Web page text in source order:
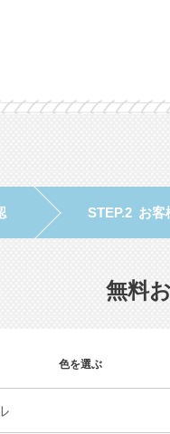
お客
無料
色を選ぶ